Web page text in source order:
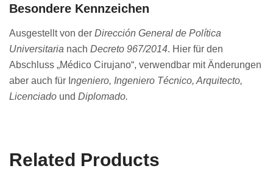
Besondere Kennzeichen
Ausgestellt von der Dirección General de Política
Universitaria nach Decreto 967/2014. Hier für den
Abschluss „Médico Cirujano“, verwendbar mit Änderungen
aber auch für I ngeniero, Ingeniero Técnico, Arquitecto,
Licenciado und Diplomado.
Related Products